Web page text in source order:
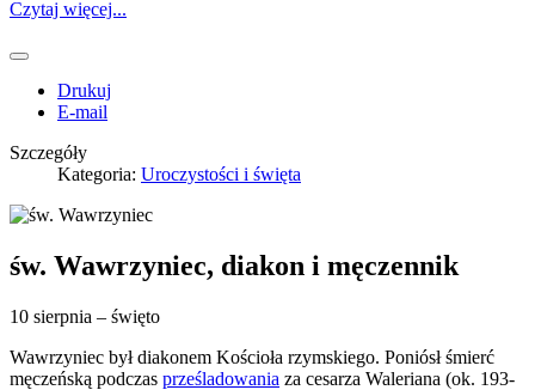
Czytaj więcej...
Drukuj
E-mail
Szczegóły
Kategoria: Uroczystości i święta
św. Wawrzyniec, diakon i męczennik
10 sierpnia – święto
Wawrzyniec był diakonem Kościoła rzymskiego. Poniósł śmierć
męczeńską podczas prześladowania za cesarza Waleriana (ok. 193-